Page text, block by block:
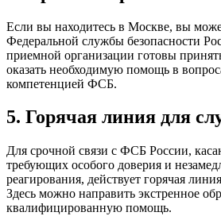
Если вы находитесь в Москве, вы
Федеральной службы безопасности
приемной организации готовы
оказать необходимую помощь в
компетенцией ФСБ.
5. Горячая линия для
Для срочной связи с ФСБ России,
требующих особого доверия и
реагирования, действует горячая
Здесь можно направить экстренное
квалифицированную помощь.